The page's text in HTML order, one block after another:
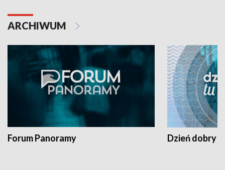
ARCHIWUM
Forum Panoramy Dzień dobry